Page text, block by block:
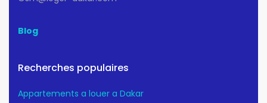
Blog
Recherches populaires
Appartements a louer a Dakar